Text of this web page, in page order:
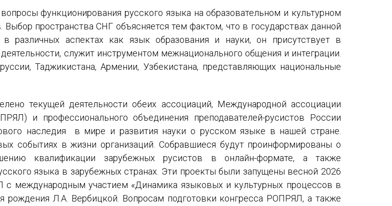
функционирования русского языка на образовательном и культурном
пространства СНГ объясняется тем фактом, что в государствах данной
различных аспектах как язык образования и науки, он присутствует в
служит инструментом межнационального общения и интеграции.
Таджикистана, Армении, Узбекистана, представляющих национальные
текущей деятельности обеих ассоциаций, Международной ассоциации
и профессионального объединения преподавателей-русистов России
наследия в мире и развития науки о русском языке в нашей стране.
в жизни организаций. Собравшиеся будут проинформированы о
квалификации зарубежных русистов в онлайн-формате, а также
языка в зарубежных странах. Эти проекты были запущены весной 2026
с международным участием «Динамика языковых и культурных процессов в
Л.А. Вербицкой. Вопросам подготовки конгресса РОПРЯЛ, а также
Отправить